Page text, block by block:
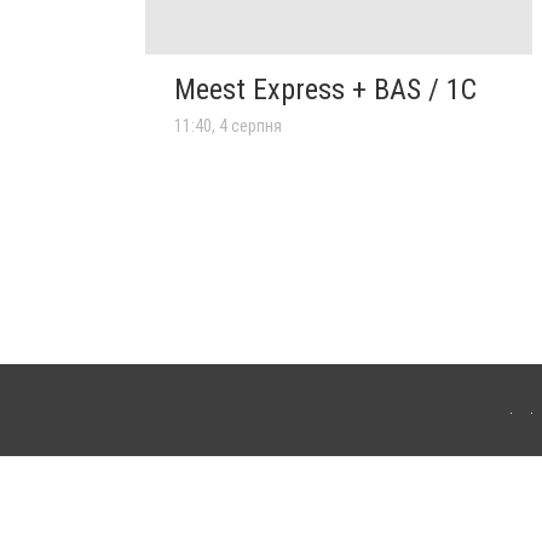
Meest Express + BAS / 1C
11:40, 4 серпня